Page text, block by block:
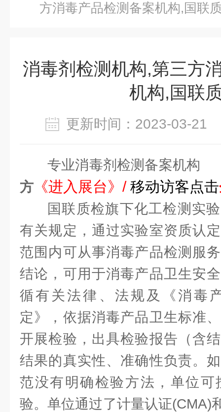
方消毒产品检测备案机构,国联
消毒剂检测机构,第三方
机构,国联
更新时间：2023-03-
专业消毒剂检测备案
方 《进入展台》/移动访客点击
国联质检旗下化工检测实
有关规定，通过实验室资质认
范围内可从事消毒产品检测服
结论，可用于消毒产品卫生安
循有关法律、法规及《消毒
定》，依据消毒产品卫生标准
开展检验，出具检验报告（含
结果的真实性、准确性负责。
范没有明确检验方法，单位可
验。单位通过了计量认证(CMA)